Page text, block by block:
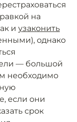
на
и узаконить
однако
— большой
необходимо
если они
срок